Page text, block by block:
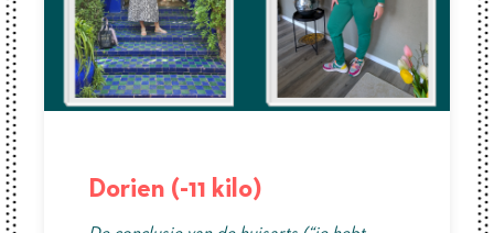
Dorien (-11 kilo)